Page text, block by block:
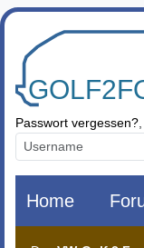
Zum Inhalt springen
Passwort vergessen?
Home